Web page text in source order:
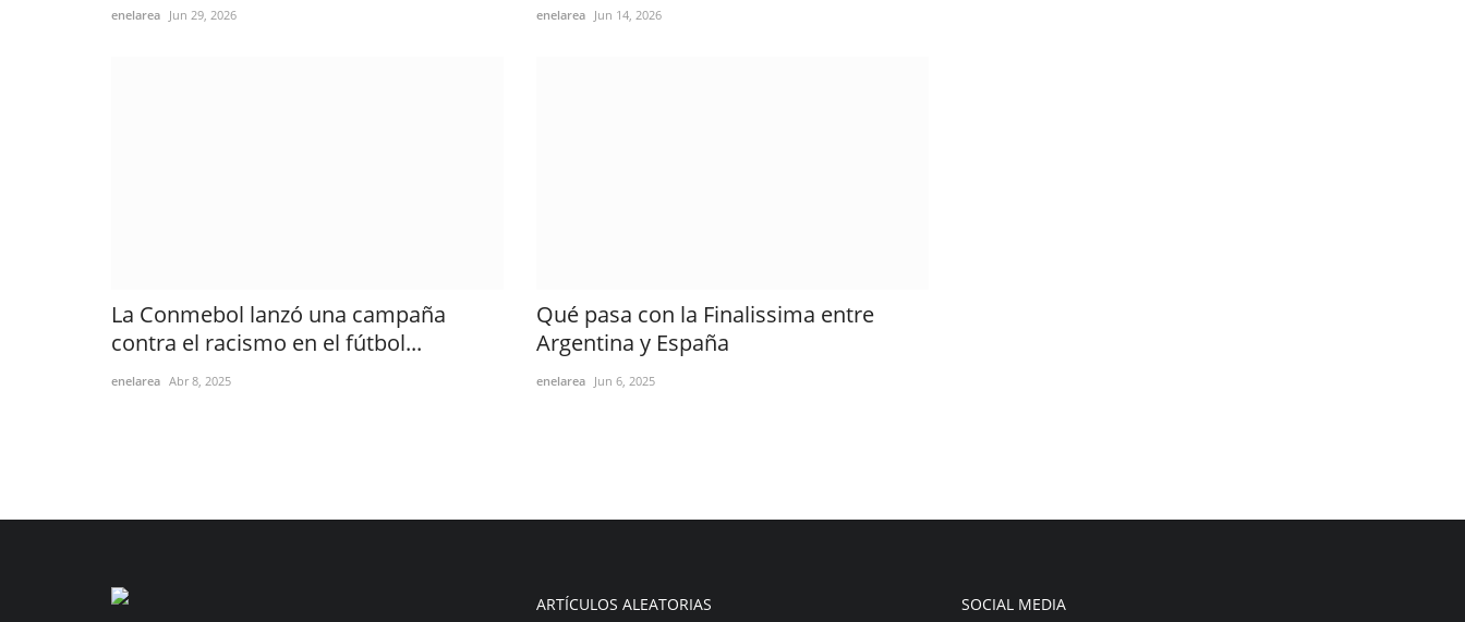
enelarea Jun 29, 2026 enelarea Jun 14, 2026
La Conmebol lanzó una campaña
contra el racismo en el fútbol...
enelarea Abr 8, 2025
Qué pasa con la Finalissima entre
Argentina y España
enelarea Jun 6, 2025
ARTÍCULOS ALEATORIAS SOCIAL MEDIA